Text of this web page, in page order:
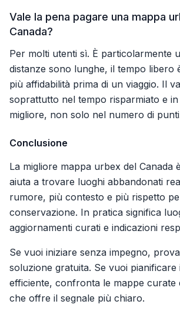
Vale la pena pagare una mappa
Canada?
Per molti utenti sì. È particolarmente
distanze sono lunghe, il tempo libero
più affidabilità prima di un viaggio. Il
soprattutto nel tempo risparmiato e
migliore, non solo nel numero di
Conclusione
La migliore mappa urbex del Canada
aiuta a trovare luoghi abbandonati
rumore, più contesto e più rispetto
conservazione. In pratica significa
aggiornamenti curati e indicazioni
Se vuoi iniziare senza impegno,
soluzione gratuita. Se vuoi pianificare
efficiente, confronta le mappe curate
che offre il segnale più chiaro.